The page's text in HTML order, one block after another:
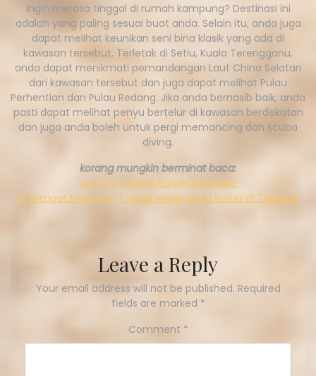
Ingin merasa tinggal di rumah kampung? Destinasi ini
adalah yang paling sesuai buat anda. Selain itu, anda juga
dapat melihat keunikan seni bina klasik yang ada di
kawasan tersebut. Terletak di Setiu, Kuala Terengganu,
anda dapat menikmati pemandangan Laut China Selatan
dari kawasan tersebut dan juga dapat melihat Pulau
Perhentian dan Pulau Redang. Jika anda bernasib baik, anda
pasti dapat melihat penyu bertelur di kawasan berdekatan
dan juga anda boleh untuk pergi memancing dan scuba
diving.
korang mungkin berminat baca:
Jom try makan burger ada skirt!
8 Tempat Makanan Terbaik Wajib Anda Serbu di Tangkak
Leave a Reply
Your email address will not be published. Required
fields are marked *
Comment *